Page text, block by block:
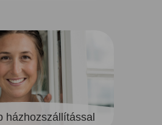
házhozszállítással